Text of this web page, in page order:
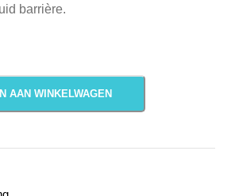
barrière.
AAN WINKELWAGEN